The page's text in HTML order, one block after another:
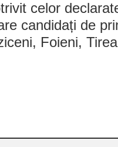
celor
candidați de
Foieni,